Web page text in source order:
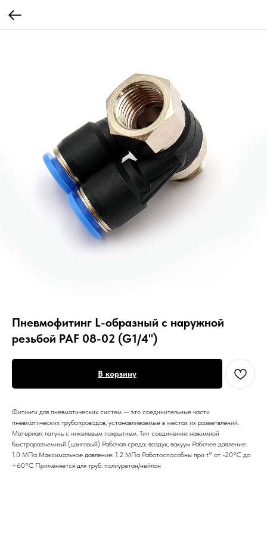
Пневмофитинг L-образный с наружной
резьбой PAF 08-02 (G1/4")
В корзину
Фитинги для пневматических систем — это соединительные части
пневматических трубопроводов, устанавливаемые в местах их разветвлений.
Материал: латунь с никелевым покрытием. Тип соединения: нажимной
быстроразъемный (цанговый) Рабочая среда: воздух, вакуум Рабочее давление:
1.0 МПа Максимальное давление: 1.2 МПа Работоспособны при t° от -20°С до
+60°С Применяется для труб: полиуретан/нейлон